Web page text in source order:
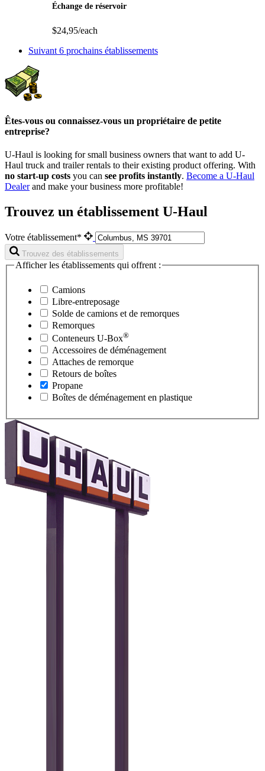
Échange de réservoir
$24,95/each
Suivant 6 prochains établissements
Êtes-vous ou connaissez-vous un propriétaire de petite
entreprise?
U-Haul is looking for small business owners that want to add U-
Haul truck and trailer rentals to their existing product offering. With
no start-up costs you can see profits instantly. Become a U-Haul
Dealerand make your business more profitable!
Trouvez un établissement U-Haul
Votre établissement*
Trouvez des établissements
Afficher les établissements qui offrent :
Camions
Libre-entreposage
Solde de camions et de remorques
Remorques
Conteneurs U-Box®
Accessoires de déménagement
Attaches de remorque
Retours de boîtes
Propane
Boîtes de déménagement en plastique